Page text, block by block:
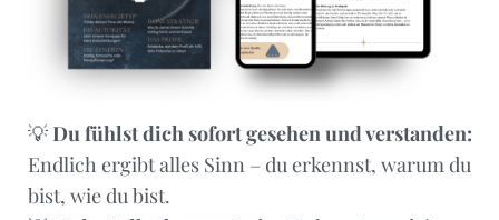
💡Du fühlst dich sofort gesehen und verstanden:
Endlich ergibt alles Sinn – du erkennst, warum du
bist, wie du bist.